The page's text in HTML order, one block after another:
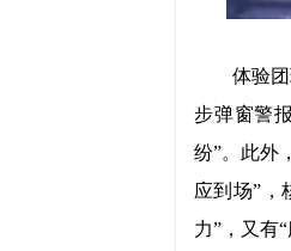
体验
步弹窗警
纷”。此外
应到场”，
力”，又有“